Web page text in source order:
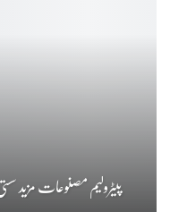
پیٹرولیم مصنوعات مزید